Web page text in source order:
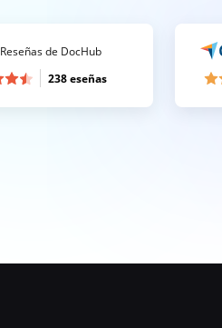
Reseñas de DocHub
238 eseñas